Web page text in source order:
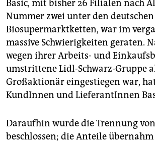
Basic, mit bisher 26 Filialen nach
Nummer zwei unter den deutschen
Biosupermarktketten, war im
massive Schwierigkeiten geraten.
wegen ihrer Arbeits- und
umstrittene Lidl-Schwarz-Gruppe
Großaktionär eingestiegen war,
KundInnen und LieferantInnen
Daraufhin wurde die Trennung
beschlossen; die Anteile übernahm